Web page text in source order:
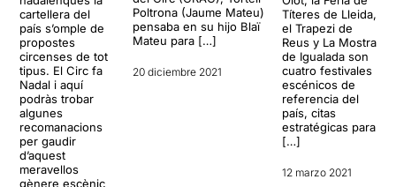
cartellera del
país s’omple de
propostes
circenses de tot
tipus. El Circ fa
Nadal i aquí
podràs trobar
algunes
recomanacions
per gaudir
d’aquest
meravellos
gènere escènic
Poltrona (Jaume Mateu)
pensaba en su hijo Blaï
Mateu para […]
20 diciembre 2021
Títeres de Lleida,
el Trapezi de
Reus y La Mostra
de Igualada son
cuatro festivales
escénicos de
referencia del
país, citas
estratégicas para
[…]
12 marzo 2021